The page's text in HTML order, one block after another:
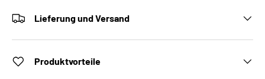
Lieferung und Versand
Produktvorteile